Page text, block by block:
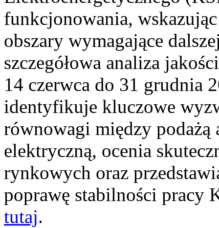
funkcjonowania,
obszary wymagające
szczegółowa analiza
14 czerwca do 31 grudnia
identyfikuje kluczowe
równowagi między podażą
elektryczną, ocenia
rynkowych oraz
poprawę stabilności pracy
tutaj.